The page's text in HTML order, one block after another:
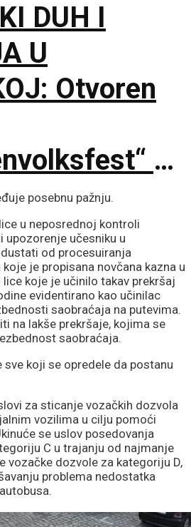
DUH I
U
Otvoren
u
posebnu pažnju.
u neposrednoj kontroli
učesniku u
od procesuiranja
je propisana novčana kazna u
koje je učinilo takav prekršaj
evidentirano kao učinilac
saobraćaja na putevima.
na lakše prekršaje, kojima se
saobraćaja.
koji se opredele da postanu
za sticanje vozačkih dozvola
vozilima u cilju pomoći
se uslov posedovanja
C u trajanju od najmanje
vozačke dozvole za kategoriju D,
problema nedostatka